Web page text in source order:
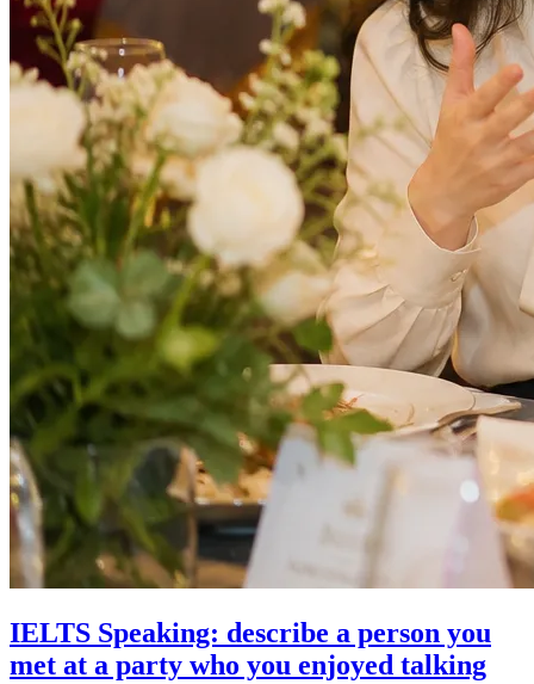
IELTS Speaking: describe a person you
met at a party who you enjoyed talking